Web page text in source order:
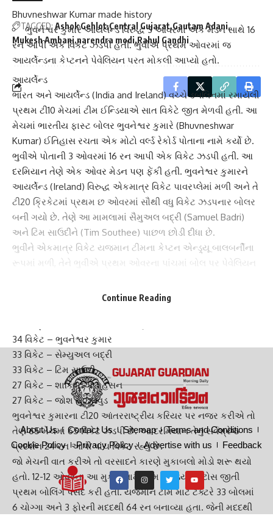
TAGGED: Ashok Gehlot Central Gujarat Gautam Adani
Mukesh Ambani narendra modi Rahul Gandhi
Bhuvneshwar Kumar made history
ભુવનેશ્વર કુમારે આયર્લેન્ડ વિરુદ્ધ 3 ઓવરમાં એક મેડન સાથે 16
રન આપી એક વિકેટ ઝડપી હતી. ભુવીએ પ્રથમ ઓવરમાં જ
આયર્લેન્ડના કેપ્ટનને પેવેલિયન પરત મોકલી આપ્યો હતો.
આયર્લેન્ડ
ભારત અને આયર્લેન્ડ (India and Ireland) વચ્ચે ડબલિનમાં રમાયેલી
પ્રથમ ટી10 મેચમાં ટીમ ઈન્ડિયાએ સાત વિકેટે જીત મેળવી હતી. આ
મેચમાં ભારતીય ફાસ્ટ બોલર ભુવનેશ્વર કુમારે (Bhuvneshwar
Kumar) ઈતિહાસ રચતા એક મોટો વર્લ્ડ રેકોર્ડ પોતાના નામે કર્યો છે.
ભુવીએ પોતાની 3 ઓવરમાં 16 રન આપી એક વિકેટ ઝડપી હતી. આ
દરમિયાન તેણે એક ઓવર મેડન પણ ફેંકી હતી. ભુવનેશ્વર કુમારને
આયર્લેન્ડ (Ireland) વિરુદ્ધ એકમાત્ર વિકેટ પાવરપ્લેમાં મળી અને તે
ટી20 ક્રિકેટમાં પ્રથમ છ ઓવરમાં સૌથી વધુ વિકેટ ઝડપનાર બોલર
બની ગયો છે. તેણે આ મામલામાં સૈમુઅલ બદ્રી (Samuel Badri)
અને ટિમ સાઉદીને (Tim Southee) પાછળ છોડી દીધા છે.
ભુવીને એકમાત્ર વિકેટ યજમાન ટીમના કેપ્ટન એન્ડ્ર્યૂ બાલબર્નીના
રૂપમાં મળી, તેને ભુવીએ પ્રથમ ઓવરના પાંચમાં બોલ પર પેવેલિયન
પાવરપ્લેમાં હવે 34 વિકેટ થઈ ગઈ છે અને તે પ્રથમ છ ઓવરમાં
34 વિકેટ – ભુવનેશ્વર કુમાર
33 વિકેટ – સેમ્યુઅલ બદ્રી
33 વિકેટ – ટિમ સાઉદી
27 વિકેટ – શાકિબ અલ હસન
27 વિકેટ – જોશ હેઝલવુડ
ભુવનેશ્વર કુમારના ટી20 આંતરરાષ્ટ્રીય કરિયર પર નજર કરીએ તો
તેણે 65 મેચમાં 65 વિકેટ ઝડપી છે. આ દરમિયાન તેનું સર્વશ્રેષ્ઠ
પ્રદર્શન 24 રન આપી પાંચ વિકેટ રહ્યું છે.
જો મેચની વાત કરીએ તો વરસાદને કારણે મુકાબલો મોડો શરૂ થયો
હતો. 12-12 ઓવરના આ મુકાબલામાં ટીમ ઈન્ડિયાએ ટોસ જીતી
પ્રથમ બોલિંગ પસંદ કરી હતી. યજમાન ટીમ માટે ટેક્ટરે 33 બોલમાં
6 ચોગ્ગા અને 3 ફોરની મદદથી 64 રન બનાવ્યા હતા. જેની મદદથી
Continue Reading
About Us Contact Us Sitemap
Terms and Conditions
Cookie Policy
Privacy Policy Advertise with us Feedback